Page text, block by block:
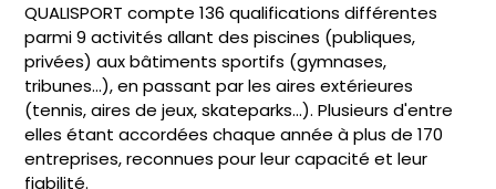
QUALISPORT compte 136 qualifications différentes
parmi 9 activités allant des piscines (publiques,
privées) aux bâtiments sportifs (gymnases,
tribunes...), en passant par les aires extérieures
(tennis, aires de jeux, skateparks...). Plusieurs d'entre
elles étant accordées chaque année à plus de 170
entreprises, reconnues pour leur capacité et leur